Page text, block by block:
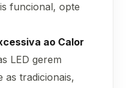
funcional, opte
ao Calor
LED gerem
as tradicionais,